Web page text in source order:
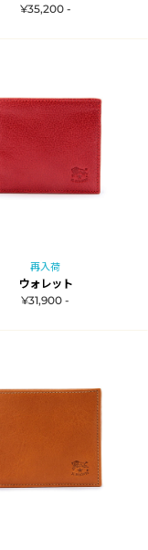
¥35,200 -
再入荷
ウォレット
¥31,900 -